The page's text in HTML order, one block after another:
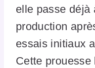
elle passe déjà
production
essais initiaux
Cette